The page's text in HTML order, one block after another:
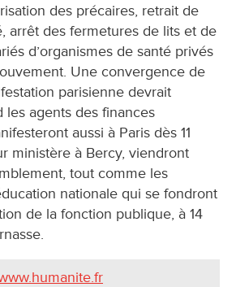
des précaires, retrait de
arrêt des fermetures de lits et de
d’organismes de santé privés
Une convergence de
parisienne devrait
les agents des finances
aussi à Paris dès 11
ministère à Bercy, viendront
tout comme les
nationale qui se fondront
de la fonction publique, à 14